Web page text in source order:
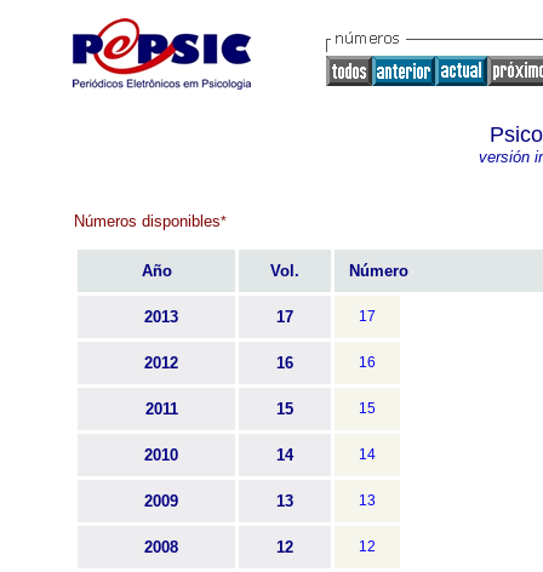
versión
Números disponibles*
Año Vol. Número
2013 17 17
2012 16 16
2011 15 15
2010 14 14
2009 13 13
2008 12 12